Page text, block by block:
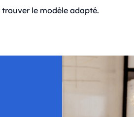
trouver le modèle adapté.